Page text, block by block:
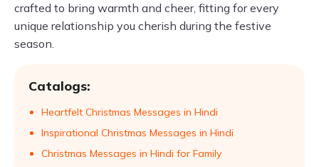
crafted to bring warmth and cheer, fitting for every
unique relationship you cherish during the festive
season.
Catalogs:
Heartfelt Christmas Messages in Hindi
Inspirational Christmas Messages in Hindi
Christmas Messages in Hindi for Family